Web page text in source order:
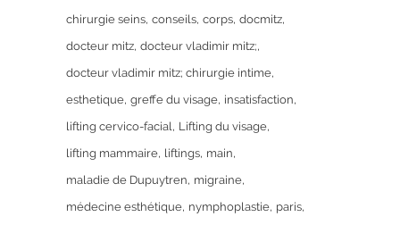
chirurgie seins conseils corps docmitz
docteur mitz docteur vladimir mitz;
docteur vladimir mitz; chirurgie intime
esthetique greffe du visage insatisfaction
lifting cervico-facial Lifting du visage
lifting mammaire liftings main
maladie de Dupuytren migraine
médecine esthétique nymphoplastie paris